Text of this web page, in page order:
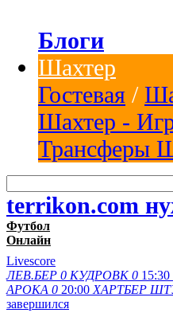
Блоги
Шахтер
Гостевая /
Шахтер -
Трансферы
terrikon.com
Футбол
Онлайн
Livescore
ЛЕВ.БЕР 0 КУДРОВК 0 15:30
АРОКА 0 20:00 ХАРТБЕР
завершился